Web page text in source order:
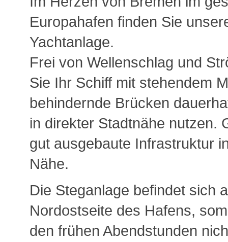
Europahafen finden Sie
Yachtanlage.
Frei von Wellenschlag und
Sie Ihr Schiff mit stehendem
behindernde Brücken
in direkter Stadtnähe nutzen.
gut ausgebaute Infrastruktur
Nähe.
Die Steganlage befindet sich
Nordostseite des Hafens,
den frühen Abendstunden